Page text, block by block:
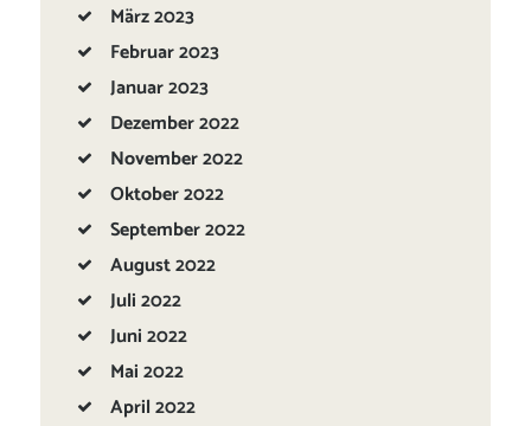
März2023
Februar2023
Januar2023
Dezember2022
November2022
Oktober2022
September2022
August2022
Juli2022
Juni2022
Mai2022
April2022